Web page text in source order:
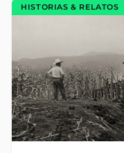
HISTORIAS & RELATOS